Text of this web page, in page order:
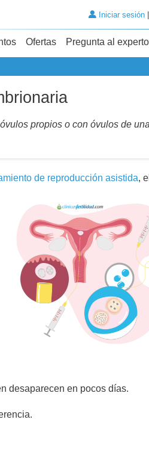
Iniciar sesión|
Ofertas Pregunta al experto
propios o con óvulos de
de reproducción asistida, el
desaparecen en pocos días.